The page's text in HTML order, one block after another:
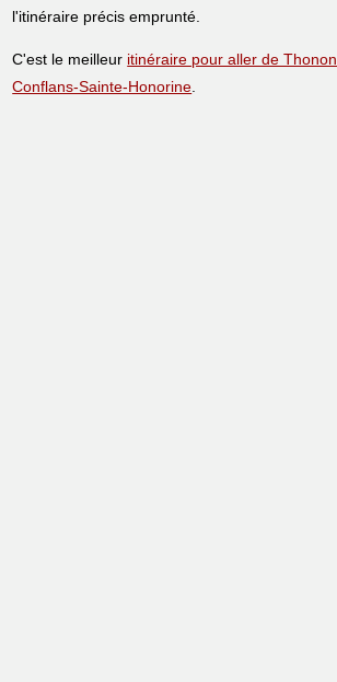
l'itinéraire précis emprunté.
C'est le meilleur itinéraire pour aller de
Conflans-Sainte-Honorine.